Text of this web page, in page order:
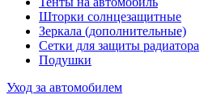
Шторки солнцезащитные
Зеркала (дополнительные)
Сетки для защиты радиатора
Подушки
Уход за автомобилем